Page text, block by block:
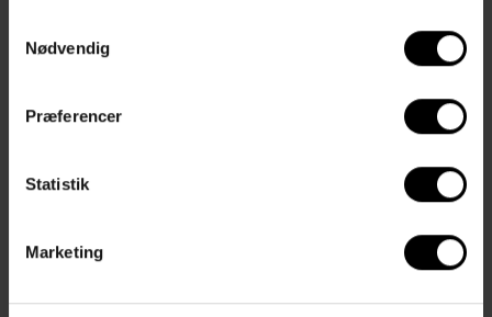
Nødvendig
Præferencer
Statistik
Marketing